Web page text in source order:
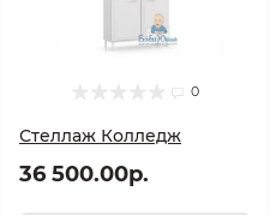
0
Стеллаж Колледж
36 500.00р.